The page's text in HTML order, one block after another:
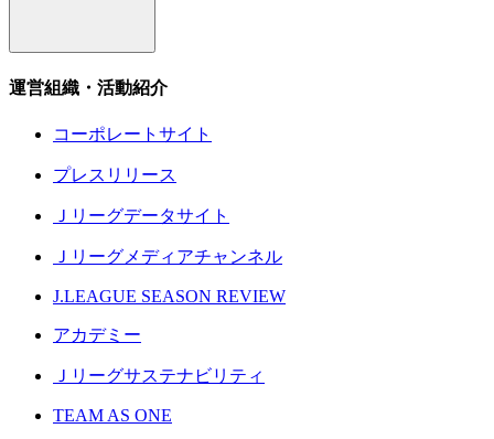
運営組織・活動紹介
コーポレートサイト
プレスリリース
Ｊリーグデータサイト
Ｊリーグメディアチャンネル
J.LEAGUE SEASON REVIEW
アカデミー
Ｊリーグサステナビリティ
TEAM AS ONE